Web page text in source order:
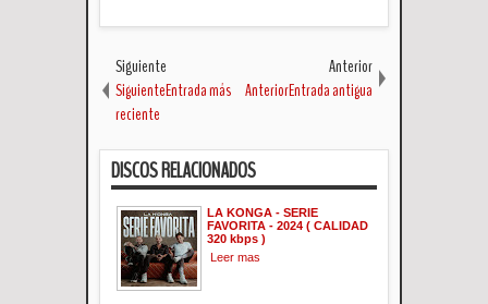
Siguiente
SiguienteEntrada más
reciente
Anterior
AnteriorEntrada antigua
DISCOS RELACIONADOS
LA KONGA - SERIE
FAVORITA - 2024 ( CALIDAD
320 kbps )
Leer mas